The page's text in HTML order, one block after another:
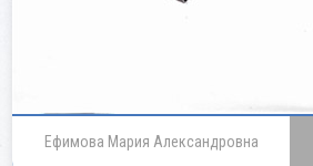
Ефимова Мария Александровна